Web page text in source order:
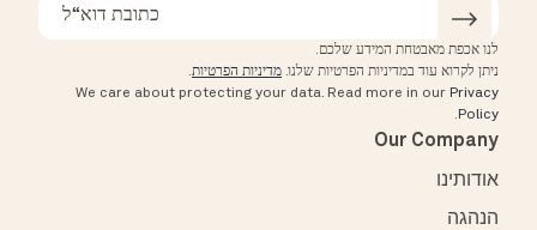
לנו אכפת מאבטחת המידע שלכם.
ניתן לקרוא עוד במדיניות הפרטיות שלנו.מדיניות הפרטיות.
We care about protecting your data.
Read more in ourPrivacy
Policy
.
Our Company
אודותינו
הנהגה